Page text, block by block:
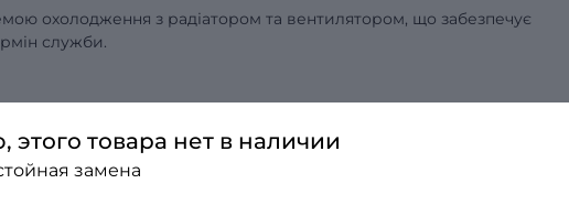
охолодження з радіатором та вентилятором, що забезпечує
служби.
для максимальної надійності та зручності у
і працюють на напрузі від 9 В до 16 В.
этого товара нет в наличии
замена